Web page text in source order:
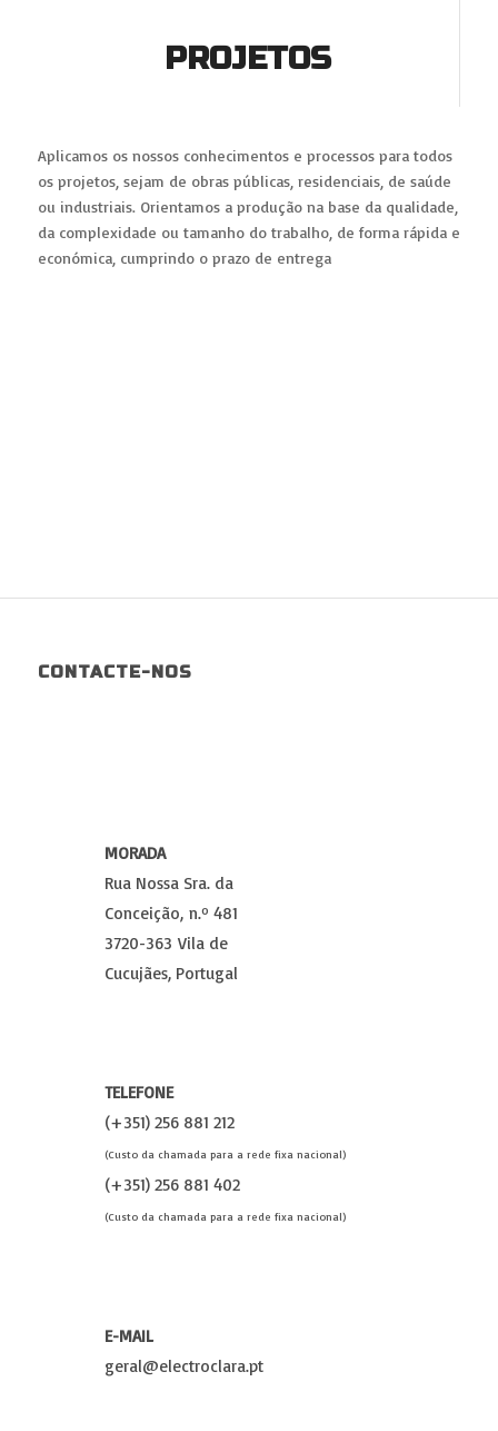
PROJETOS
Aplicamos os nossos conhecimentos e processos para todos
os projetos, sejam de obras públicas, residenciais, de saúde
ou industriais. Orientamos a produção na base da qualidade,
da complexidade ou tamanho do trabalho, de forma rápida e
económica, cumprindo o prazo de entrega
CONTACTE-NOS
MORADA
Rua Nossa Sra. da
Conceição, n.º 481
3720-363 Vila de
Cucujães, Portugal
TELEFONE
(+351) 256 881 212
(Custo da chamada para a rede fixa nacional)
(+351) 256 881 402
(Custo da chamada para a rede fixa nacional)
E-MAIL
geral@electroclara.pt